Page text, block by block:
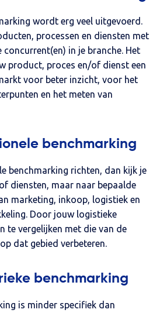
wordt erg veel uitgevoerd.
processen en diensten met
concurrent(en) in je branche. Het
product, proces en/of dienst een
voor beter inzicht, voor het
en het meten van
benchmarking
benchmarking richten, dan kijk je
diensten, maar naar bepaalde
marketing, inkoop, logistiek en
Door jouw logistieke
te vergelijken met die van de
dat gebied verbeteren.
benchmarking
is minder specifiek dan